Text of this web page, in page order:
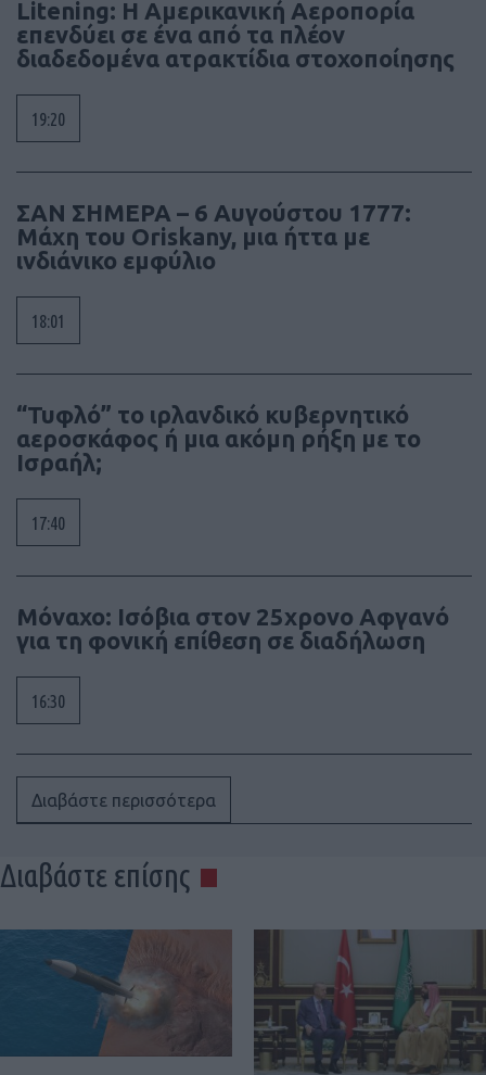
Litening: Η Αμερικανική Αεροπορία
επενδύει σε ένα από τα πλέον
διαδεδομένα ατρακτίδια στοχοποίησης
19:20
ΣΑΝ ΣΗΜΕΡΑ – 6 Αυγούστου 1777:
Μάχη του Oriskany, μια ήττα με
ινδιάνικο εμφύλιο
18:01
“Τυφλό” το ιρλανδικό κυβερνητικό
αεροσκάφος ή μια ακόμη ρήξη με το
Ισραήλ;
17:40
Μόναχο: Ισόβια στον 25χρονο Αφγανό
για τη φονική επίθεση σε διαδήλωση
16:30
Διαβάστε περισσότερα
Διαβάστε επίσης